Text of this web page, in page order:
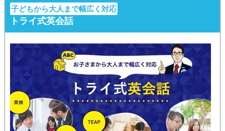
子どもから大人まで幅広く対応
トライ式英会話